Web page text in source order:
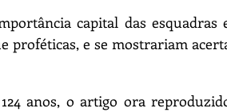
capital das esquadras
proféticas, e se mostrariam
anos, o artigo ora